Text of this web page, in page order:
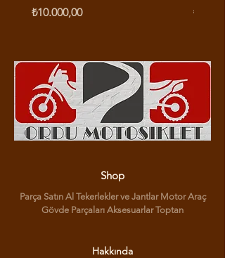
Fiyat
₺10.000,00
Fiyat
₺950,00
Shop
Parça Satın Al Tekerlekler ve Jantlar Motor Araç
Gövde Parçaları Aksesuarlar Toptan
Hakkında